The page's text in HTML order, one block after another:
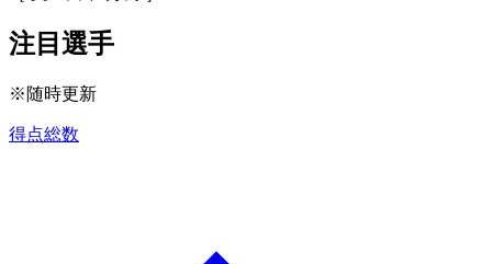
注目選手
※随時更新
得点総数